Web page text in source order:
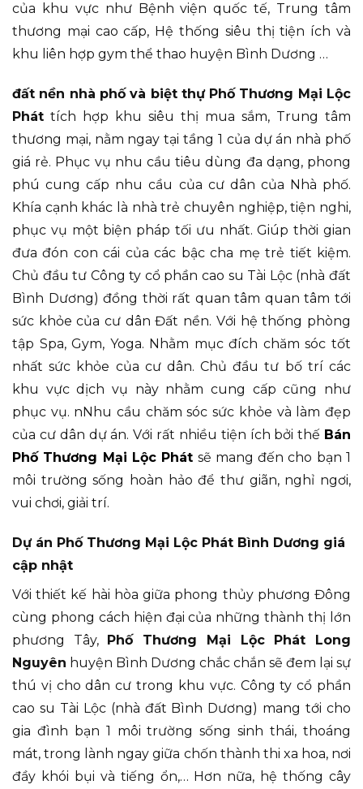
của khu vực như Bệnh viện quốc tế, Trung tâm
thương mại cao cấp, Hệ thống siêu thị tiện ích và
khu liên hợp gym thể thao huyện Bình Dương …
đất nền nhà phố và biệt thự Phố Thương Mại Lộc
Phát tích hợp khu siêu thị mua sắm, Trung tâm
thương mại, nằm ngay tại tầng 1 của dự án nhà phố
giá rẻ. Phục vụ nhu cầu tiêu dùng đa dạng, phong
phú cung cấp nhu cầu của cư dân của Nhà phố.
Khía cạnh khác là nhà trẻ chuyên nghiệp, tiện nghi,
phục vụ một biện pháp tối ưu nhất. Giúp thời gian
đưa đón con cái của các bậc cha mẹ trẻ tiết kiệm.
Chủ đầu tư Công ty cổ phần cao su Tài Lộc (nhà đất
Bình Dương) đồng thời rất quan tâm quan tâm tới
sức khỏe của cư dân Đất nền. Với hệ thống phòng
tập Spa, Gym, Yoga. Nhằm mục đích chăm sóc tốt
nhất sức khỏe của cư dân. Chủ đầu tư bố trí các
khu vực dịch vụ này nhằm cung cấp cũng như
phục vụ. nNhu cầu chăm sóc sức khỏe và làm đẹp
của cư dân dự án. Với rất nhiều tiện ích bởi thế Bán
Phố Thương Mại Lộc Phát sẽ mang đến cho bạn 1
môi trường sống hoàn hảo để thư giãn, nghỉ ngơi,
vui chơi, giải trí.
Dự án Phố Thương Mại Lộc Phát Bình Dương giá
cập nhật
Với thiết kế hài hòa giữa phong thủy phương Đông
cùng phong cách hiện đại của những thành thị lớn
phương Tây, Phố Thương Mại Lộc Phát Long
Nguyên huyện Bình Dương chắc chắn sẽ đem lại sự
thú vị cho dân cư trong khu vực. Công ty cổ phần
cao su Tài Lộc (nhà đất Bình Dương) mang tới cho
gia đình bạn 1 môi trường sống sinh thái, thoáng
mát, trong lành ngay giữa chốn thành thi xa hoa, nơi
đầy khói bụi và tiếng ổn,… Hơn nữa, hệ thống cây